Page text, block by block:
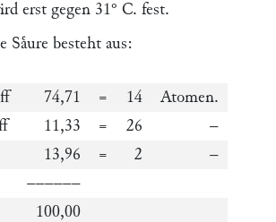
erst gegen 31° C. fest.
Saͤure besteht aus:
74,71 = 14
Atomen.
11,33 = 26
–
13,96 = 2
–
––––––
100,00